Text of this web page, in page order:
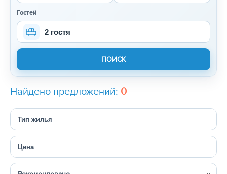
Гостей
2 гостя
Найдено предложений: 0
Тип жилья
Цена
Сортировка